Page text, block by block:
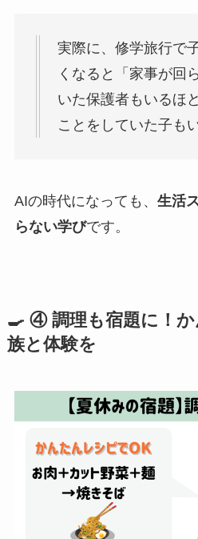
実際に、修学旅行で
くなると「家事が回
いた保護者もいるほ
ことをしていた子も
AIの時代になっても、 生活
らない学びです。
🍳 ④ 調理も宿題に！
族と体験を